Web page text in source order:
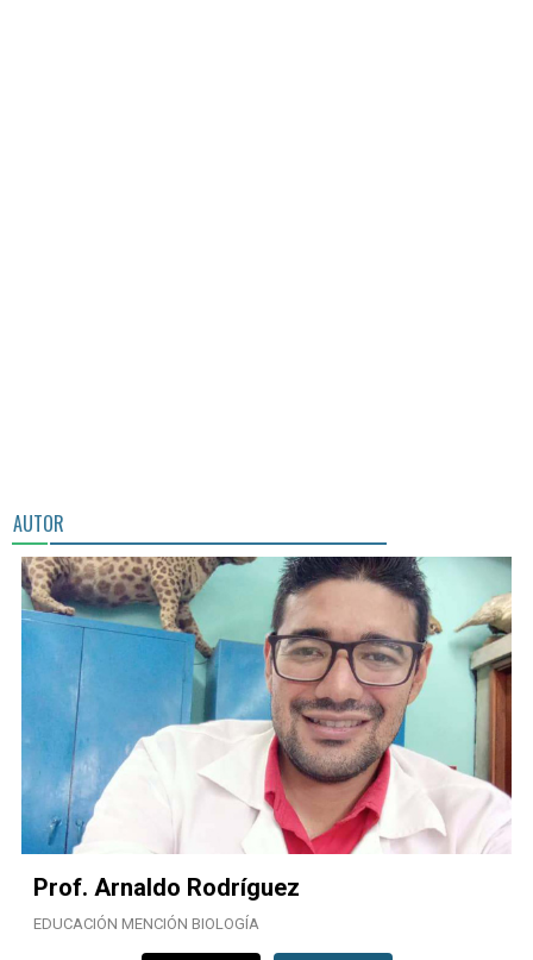
AUTOR
Prof. Arnaldo Rodríguez
EDUCACIÓN MENCIÓN BIOLOGÍA